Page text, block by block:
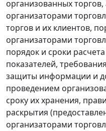
организованных
организаторами
торгов и их клиентов,
организаторами
порядок и сроки
показателей,
защиты информации и
проведением
сроку их хранения,
раскрытия
организаторами